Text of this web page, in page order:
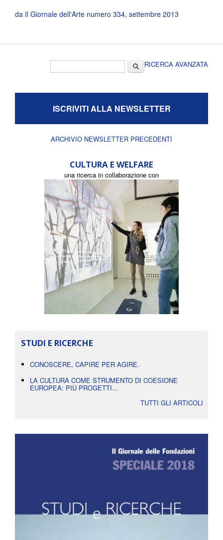
da Il Giornale dell'Arte numero 334, settembre 2013
CercaRICERCA AVANZATA
ISCRIVITI ALLA NEWSLETTER
ARCHIVIO NEWSLETTER PRECEDENTI
CULTURA E WELFARE
una ricerca in collaborazione con
STUDI E RICERCHE
CONOSCERE, CAPIRE PER AGIRE.
LA CULTURA COME STRUMENTO DI COESIONE
EUROPEA: PIÙ PROGETTI...
TUTTI GLI ARTICOLI